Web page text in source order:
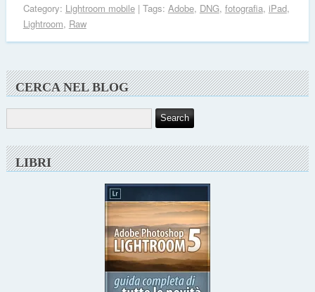
Category: Lightroom mobile| Tags: Adobe, DNG, fotografia, iPad,
Lightroom, Raw
CERCA NEL BLOG
LIBRI